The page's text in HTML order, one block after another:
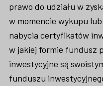
prawo do udziału w
w momencie wykupu
nabycia certyfikatów
w jakiej formie fundusz
inwestycyjne są
funduszu